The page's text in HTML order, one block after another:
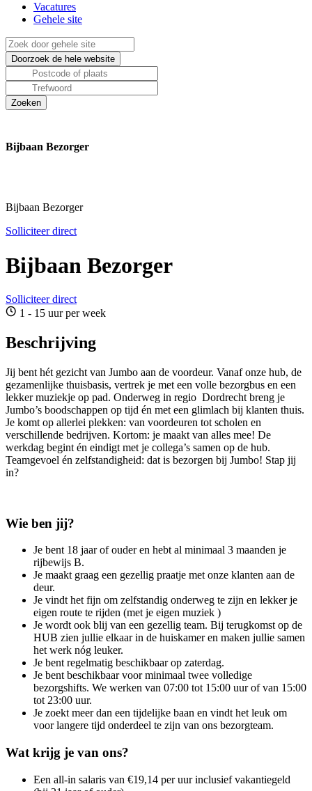
Vacatures
Gehele site
Bijbaan Bezorger
Bijbaan Bezorger
Solliciteer direct
Bijbaan Bezorger
Solliciteer direct
1 - 15 uur per week
Beschrijving
Jij bent hét gezicht van Jumbo aan de voordeur. Vanaf onze hub, de
gezamenlijke thuisbasis, vertrek je met een volle bezorgbus en een
lekker muziekje op pad. Onderweg in regio Dordrecht breng je
Jumbo’s boodschappen op tijd én met een glimlach bij klanten thuis.
Je komt op allerlei plekken: van voordeuren tot scholen en
verschillende bedrijven. Kortom: je maakt van alles mee! De
werkdag begint én eindigt met je collega’s samen op de hub.
Teamgevoel én zelfstandigheid: dat is bezorgen bij Jumbo! Stap jij
in?
Wie ben jij?
Je bent 18 jaar of ouder en hebt al minimaal 3 maanden je
rijbewijs B.
Je maakt graag een gezellig praatje met onze klanten aan de
deur.
Je vindt het fijn om zelfstandig onderweg te zijn en lekker je
eigen route te rijden (met je eigen muziek )
Je wordt ook blij van een gezellig team. Bij terugkomst op de
HUB zien jullie elkaar in de huiskamer en maken jullie samen
het werk nóg leuker.
Je bent regelmatig beschikbaar op zaterdag.
Je bent beschikbaar voor minimaal twee volledige
bezorgshifts. We werken van 07:00 tot 15:00 uur of van 15:00
tot 23:00 uur.
Je zoekt meer dan een tijdelijke baan en vindt het leuk om
voor langere tijd onderdeel te zijn van ons bezorgteam.
Wat krijg je van ons?
Een all-in salaris van €19,14 per uur inclusief vakantiegeld